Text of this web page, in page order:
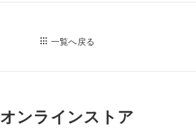
一覧へ戻る
オンラインストア